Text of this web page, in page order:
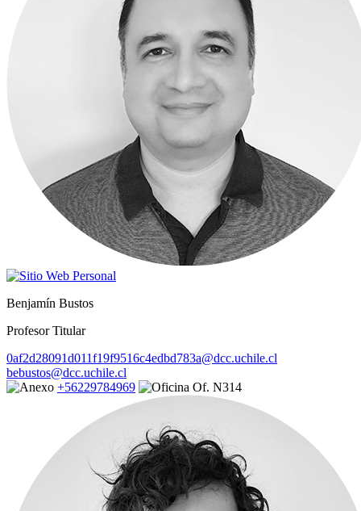
Benjamín Bustos
Profesor Titular
0af2d28091d011f19f9516c4edbd783a@dcc.uchile.cl
bebustos@dcc.uchile.cl
+56229784969
Of. N314